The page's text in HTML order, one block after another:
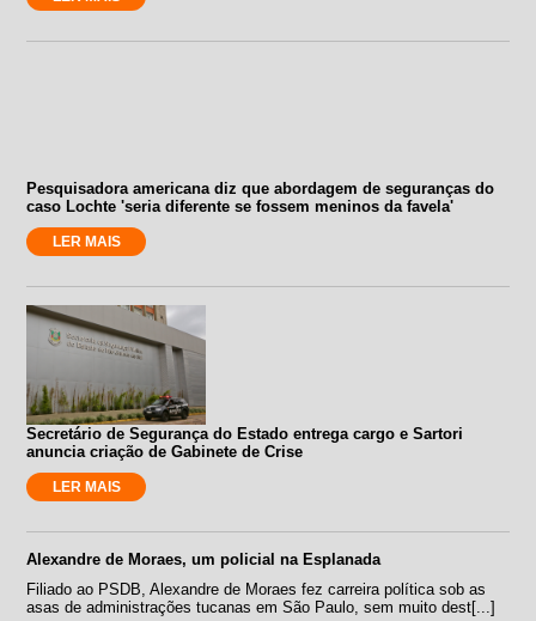
Pesquisadora americana diz que abordagem de seguranças do
caso Lochte 'seria diferente se fossem meninos da favela'
LER MAIS
Secretário de Segurança do Estado entrega cargo e Sartori
anuncia criação de Gabinete de Crise
LER MAIS
Alexandre de Moraes, um policial na Esplanada
Filiado ao PSDB, Alexandre de Moraes fez carreira política sob as
asas de administrações tucanas em São Paulo, sem muito dest[...]